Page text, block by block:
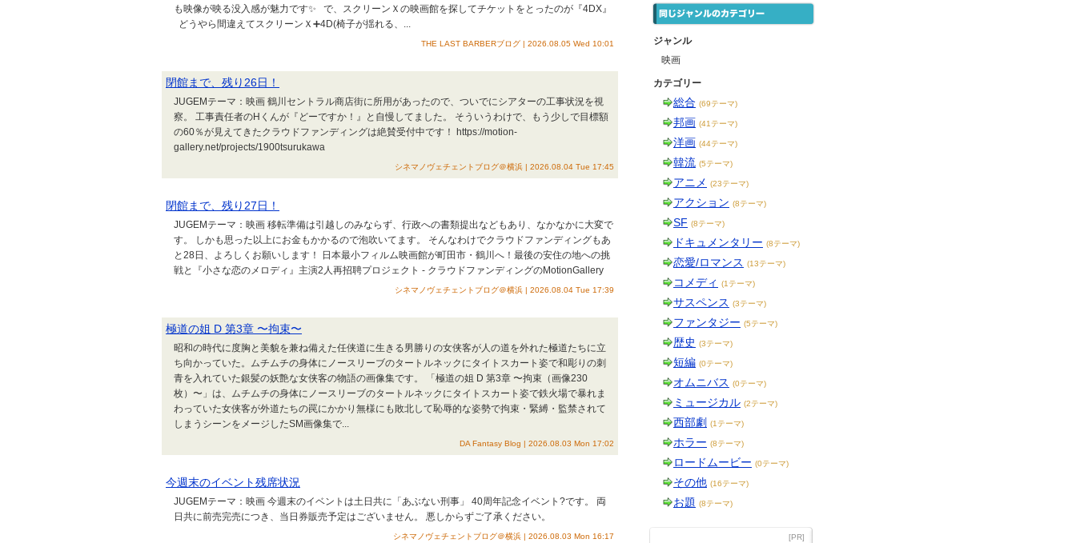
も映像が映る没入感が魅力です✨️ で、スクリーンＸの映画館を探してチケットをとったのが『4DX』
どうやら間違えてスクリーンＸ➕4D(椅子が揺れる、...
THE LAST BARBERブログ | 2026.08.05 Wed 10:01
閉館まで、残り26日！
JUGEMテーマ：映画 鶴川セントラル商店街に所用があったので、ついでにシアターの工事状況を視
察。 工事責任者のHくんが『どーですか！』と自慢してました。 そういうわけで、もう少しで目標額
の60％が見えてきたクラウドファンディングは絶賛受付中です！ https://motion-
gallery.net/projects/1900tsurukawa
シネマノヴェチェントブログ＠横浜 | 2026.08.04 Tue 17:45
閉館まで、残り27日！
JUGEMテーマ：映画 移転準備は引越しのみならず、行政への書類提出などもあり、なかなかに大変で
す。 しかも思った以上にお金もかかるので泡吹いてます。 そんなわけでクラウドファンディングもあ
と28日、よろしくお願いします！ 日本最小フィルム映画館が町田市・鶴川へ！最後の安住の地への挑
戦と『小さな恋のメロディ』主演2人再招聘プロジェクト - クラウドファンディングのMotionGallery
シネマノヴェチェントブログ＠横浜 | 2026.08.04 Tue 17:39
極道の姐 D 第3章 〜拘束〜
昭和の時代に度胸と美貌を兼ね備えた任侠道に生きる男勝りの女侠客が人の道を外れた極道たちに立
ち向かっていた。ムチムチの身体にノースリーブのタートルネックにタイトスカート姿で和彫りの刺
青を入れていた銀髪の妖艶な女侠客の物語の画像集です。 「極道の姐 D 第3章 〜拘束（画像230
枚）〜」は、ムチムチの身体にノースリーブのタートルネックにタイトスカート姿で鉄火場で暴れま
わっていた女侠客が外道たちの罠にかかり無様にも敗北して恥辱的な姿勢で拘束・緊縛・監禁されて
しまうシーンをメージしたSM画像集で...
DA Fantasy Blog | 2026.08.03 Mon 17:02
今週末のイベント残席状況
JUGEMテーマ：映画 今週末のイベントは土日共に「あぶない刑事」 40周年記念イベント?です。 両
日共に前売完売につき、当日券販売予定はございません。 悪しからずご了承ください。
シネマノヴェチェントブログ＠横浜 | 2026.08.03 Mon 16:17
ジャンル
映画
カテゴリー
総合 (69テーマ)
邦画 (41テーマ)
洋画 (44テーマ)
韓流 (5テーマ)
アニメ (23テーマ)
アクション (8テーマ)
SF (8テーマ)
ドキュメンタリー (8テーマ)
恋愛/ロマンス (13テーマ)
コメディ (1テーマ)
サスペンス (3テーマ)
ファンタジー (5テーマ)
歴史 (3テーマ)
短編 (0テーマ)
オムニバス (0テーマ)
ミュージカル (2テーマ)
西部劇 (1テーマ)
ホラー (8テーマ)
ロードムービー (0テーマ)
その他 (16テーマ)
お題 (8テーマ)
[PR]